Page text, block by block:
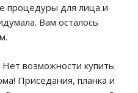
процедуры для лица и
Вам осталось
возможности купить
Приседания, планка и